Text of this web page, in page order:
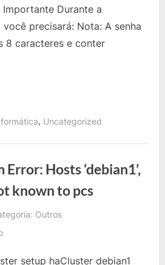
Ubuntu
Durante a
precisará: Nota: A senha
8 caracteres e conter
, Uncategorized
Error: Hosts ‘debian1’,
known to pcs
Outros
em
comsetup haCluster debian1